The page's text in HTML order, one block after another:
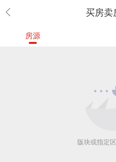
买房卖
房源
版块或指定